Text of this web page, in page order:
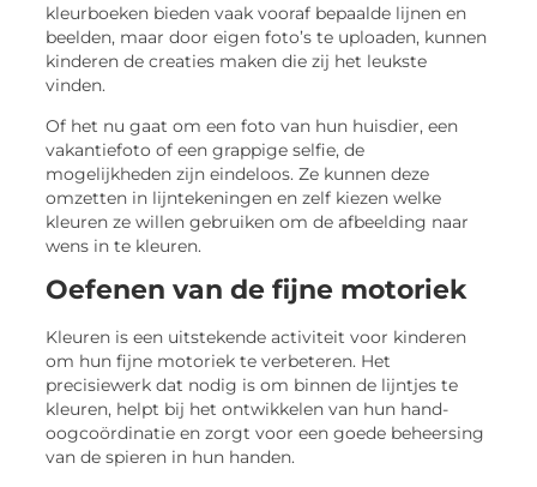
kleurboeken bieden vaak vooraf bepaalde lijnen en
beelden, maar door eigen foto’s te uploaden, kunnen
kinderen de creaties maken die zij het leukste
vinden.
Of het nu gaat om een foto van hun huisdier, een
vakantiefoto of een grappige selfie, de
mogelijkheden zijn eindeloos. Ze kunnen deze
omzetten in lijntekeningen en zelf kiezen welke
kleuren ze willen gebruiken om de afbeelding naar
wens in te kleuren.
Oefenen van de fijne motoriek
Kleuren is een uitstekende activiteit voor kinderen
om hun fijne motoriek te verbeteren. Het
precisiewerk dat nodig is om binnen de lijntjes te
kleuren, helpt bij het ontwikkelen van hun hand-
oogcoördinatie en zorgt voor een goede beheersing
van de spieren in hun handen.